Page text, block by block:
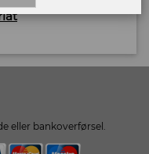
eller bankoverførsel.